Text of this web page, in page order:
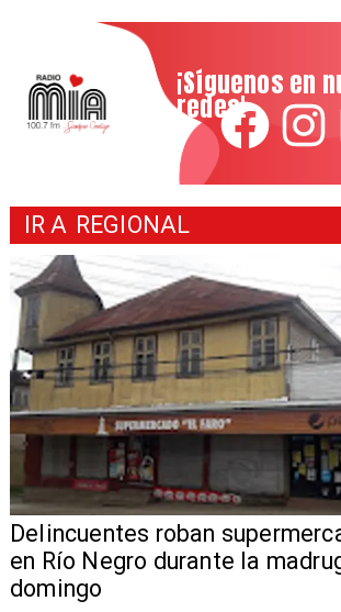
¡Síguenos en
redes!
IR A REGIONAL
Delincuentes roban
en Río Negro durante la
domingo